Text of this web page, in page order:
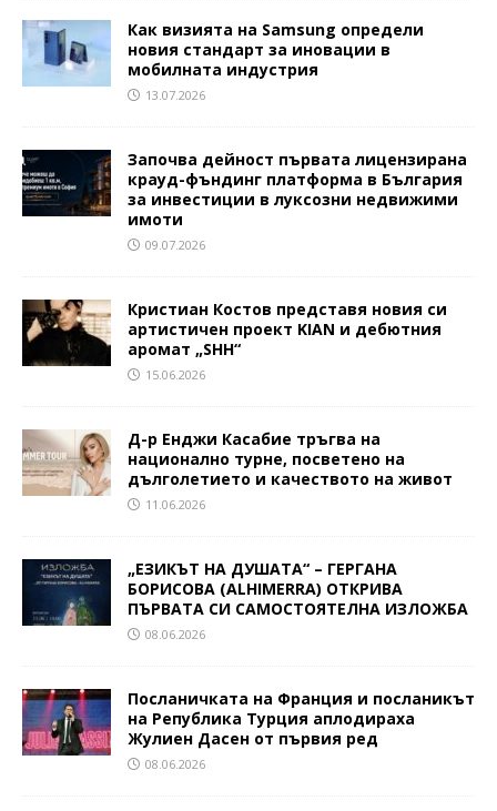
Как визията на Samsung определи
новия стандарт за иновации в
мобилната индустрия
13.07.2026
Започва дейност първата лицензирана
крауд-фъндинг платформа в България
за инвестиции в луксозни недвижими
имоти
09.07.2026
Кристиан Костов представя новия си
артистичен проект KIAN и дебютния
аромат „SHH“
15.06.2026
Д-р Енджи Касабие тръгва на
национално турне, посветено на
дълголетието и качеството на живот
11.06.2026
„ЕЗИКЪТ НА ДУШАТА“ – ГЕРГАНА
БОРИСОВА (ALHIMERRA) ОТКРИВА
ПЪРВАТА СИ САМОСТОЯТЕЛНА ИЗЛОЖБА
08.06.2026
Посланичката на Франция и посланикът
на Република Турция аплодираха
Жулиен Дасен от първия ред
08.06.2026